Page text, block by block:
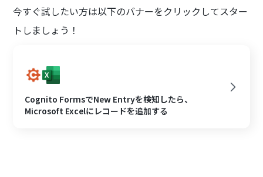
今すぐ試したい方は以下のバナーをクリックしてスター
トしましょう！
Cognito FormsでNew Entryを検知したら、
Microsoft Excelにレコードを追加する